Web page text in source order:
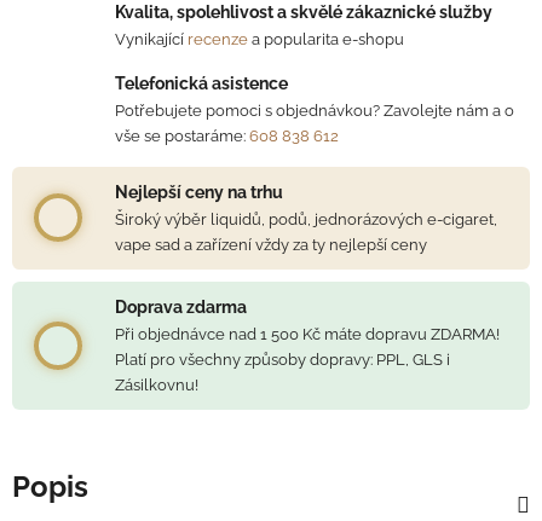
Kvalita, spolehlivost a skvělé zákaznické služby
Vynikající recenze a popularita e-shopu
Telefonická asistence
Potřebujete pomoci s objednávkou? Zavolejte nám a o
vše se postaráme: 608 838 612
Nejlepší ceny na trhu
Široký výběr liquidů, podů, jednorázových e-cigaret,
vape sad a zařízení vždy za ty nejlepší ceny
Doprava zdarma
Při objednávce nad 1 500 Kč máte dopravu ZDARMA!
Platí pro všechny způsoby dopravy: PPL, GLS i
Zásilkovnu!
Popis